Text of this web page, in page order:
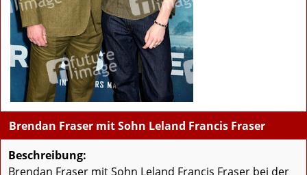
Brendan Fraser mit Sohn Leland Francis Fraser
Beschreibung:
Brendan Fraser mit Sohn Leland Francis Fraser bei der